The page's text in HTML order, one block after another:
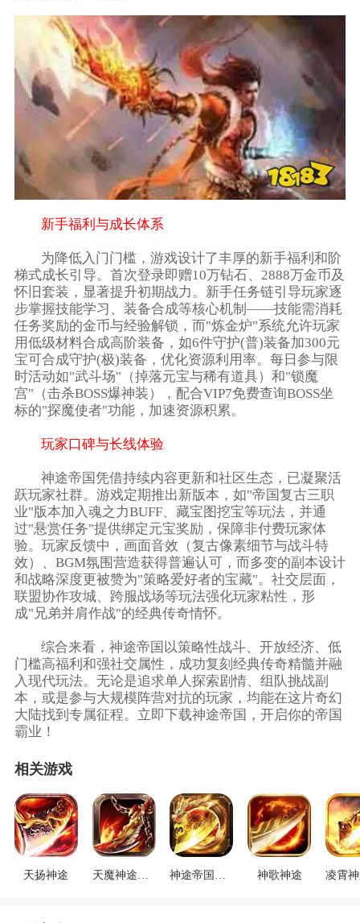
新手福利与成长体系
为降低入门门槛，游戏设计了丰厚的新手福利和阶
梯式成长引导。首次登录即赠10万钻石、2888万金币及
怀旧套装，显著提升初期战力。新手任务链引导玩家逐
步掌握技能学习、装备合成等核心机制——技能需消耗
任务奖励的金币与经验解锁，而"炼金炉"系统允许玩家
用低级材料合成高阶装备，如6件守护(普)装备加300元
宝可合成守护(极)装备，优化资源利用率。每日参与限
时活动如"武斗场"（掉落元宝与稀有道具）和"锁魔
宫"（击杀BOSS爆神装），配合VIP7免费查询BOSS坐
标的"探魔使者"功能，加速资源积累。
玩家口碑与长线体验
神途帝国凭借持续内容更新和社区生态，已凝聚活
跃玩家社群。游戏定期推出新版本，如"帝国复古三职
业"版本加入魂之力BUFF、藏宝图挖宝等玩法，并通
过"悬赏任务"提供绑定元宝奖励，保障非付费玩家体
验。玩家反馈中，画面音效（复古像素细节与战斗特
效）、BGM氛围营造获得普遍认可，而多变的副本设计
和战略深度更被赞为"策略爱好者的宝藏"。社交层面，
联盟协作攻城、跨服战场等玩法强化玩家粘性，形
成"兄弟并肩作战"的经典传奇情怀。
综合来看，神途帝国以策略性战斗、开放经济、低
门槛高福利和强社交属性，成功复刻经典传奇精髓并融
入现代玩法。无论是追求单人探索剧情、组队挑战副
本，或是参与大规模阵营对抗的玩家，均能在这片奇幻
大陆找到专属征程。立即下载神途帝国，开启你的帝国
霸业！
相关游戏
天扬神途 神歌神途